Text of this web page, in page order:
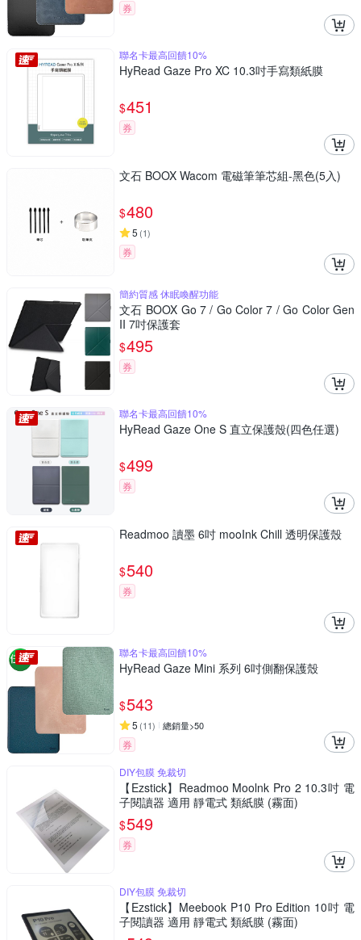
券
聯名卡最高回饋10%
HyRead Gaze Pro XC 10.3吋手寫類紙膜
$451
券
文石 BOOX Wacom 電磁筆筆芯組-黑色(5入)
$480
5 (1)
券
簡約質感 休眠喚醒功能
文石 BOOX Go 7 / Go Color 7 / Go Color Gen
II 7吋保護套
$495
券
聯名卡最高回饋10%
HyRead Gaze One S 直立保護殼(四色任選)
$499
券
Readmoo 讀墨 6吋 mooInk Chill 透明保護殼
$540
券
聯名卡最高回饋10%
HyRead Gaze Mini 系列 6吋側翻保護殼
$543
5 (11) 總銷量>50
券
DIY包膜 免裁切
【Ezstick】Readmoo Moolnk Pro 2 10.3吋 電
子閱讀器 適用 靜電式 類紙膜 (霧面)
$549
券
DIY包膜 免裁切
【Ezstick】Meebook P10 Pro Edition 10吋 電
子閱讀器 適用 靜電式 類紙膜 (霧面)